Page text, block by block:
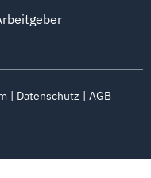
Datenschutz AGB